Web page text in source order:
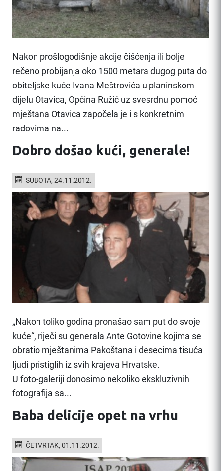
Nakon prošlogodišnje akcije čišćenja ili bolje
rečeno probijanja oko 1500 metara dugog puta do
obiteljske kuće Ivana Meštrovića u planinskom
dijelu Otavica, Općina Ružić uz svesrdnu pomoć
mještana Otavica započela je i s konkretnim
radovima na...
Dobro došao kući, generale!
SUBOTA, 24.11.2012.
„Nakon toliko godina pronašao sam put do svoje
kuće“, riječi su generala Ante Gotovine kojima se
obratio mještanima Pakoštana i desecima tisuća
ljudi pristiglih iz svih krajeva Hrvatske.
U foto-galeriji donosimo nekoliko ekskluzivnih
fotografija sa...
Baba delicije opet na vrhu
ČETVRTAK, 01.11.2012.